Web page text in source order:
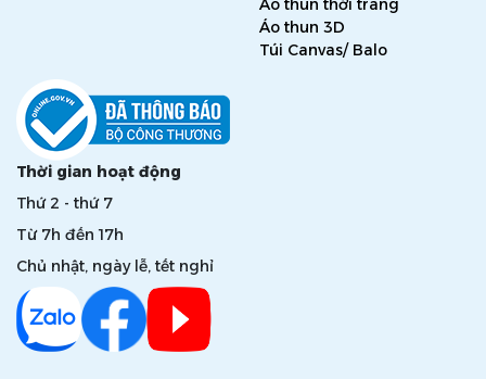
Áo thun thời trang
Áo thun 3D
Túi Canvas/ Balo
Thời gian hoạt động
Thứ 2 - thứ 7
Từ 7h đến 17h
Chủ nhật, ngày lễ, tết nghỉ